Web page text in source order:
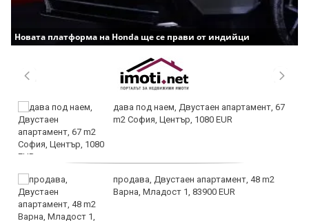
Новата платформа на Honda ще се прави от индийци
дава под наем, Двустаен апартамент, 67
m2 София, Център, 1080 EUR
продава, Двустаен апартамент, 48 m2
Варна, Младост 1, 83900 EUR